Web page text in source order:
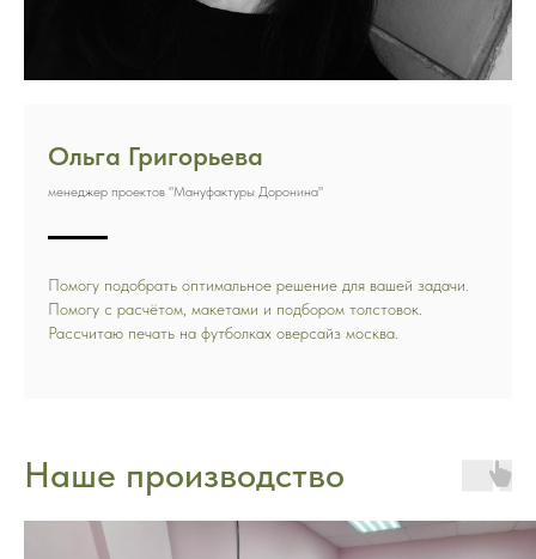
Ольга Григорьева
менеджер проектов "Мануфактуры Доронина"
Помогу подобрать оптимальное решение для вашей задачи.
Помогу с расчётом, макетами и подбором толстовок.
Рассчитаю печать на футболках оверсайз москва.
Наше производство